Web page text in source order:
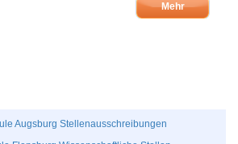
Mehr